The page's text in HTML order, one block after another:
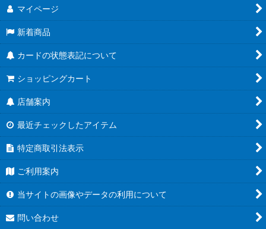
マイページ
新着商品
カードの状態表記について
ショッピングカート
店舗案内
最近チェックしたアイテム
特定商取引法表示
ご利用案内
当サイトの画像やデータの利用について
問い合わせ